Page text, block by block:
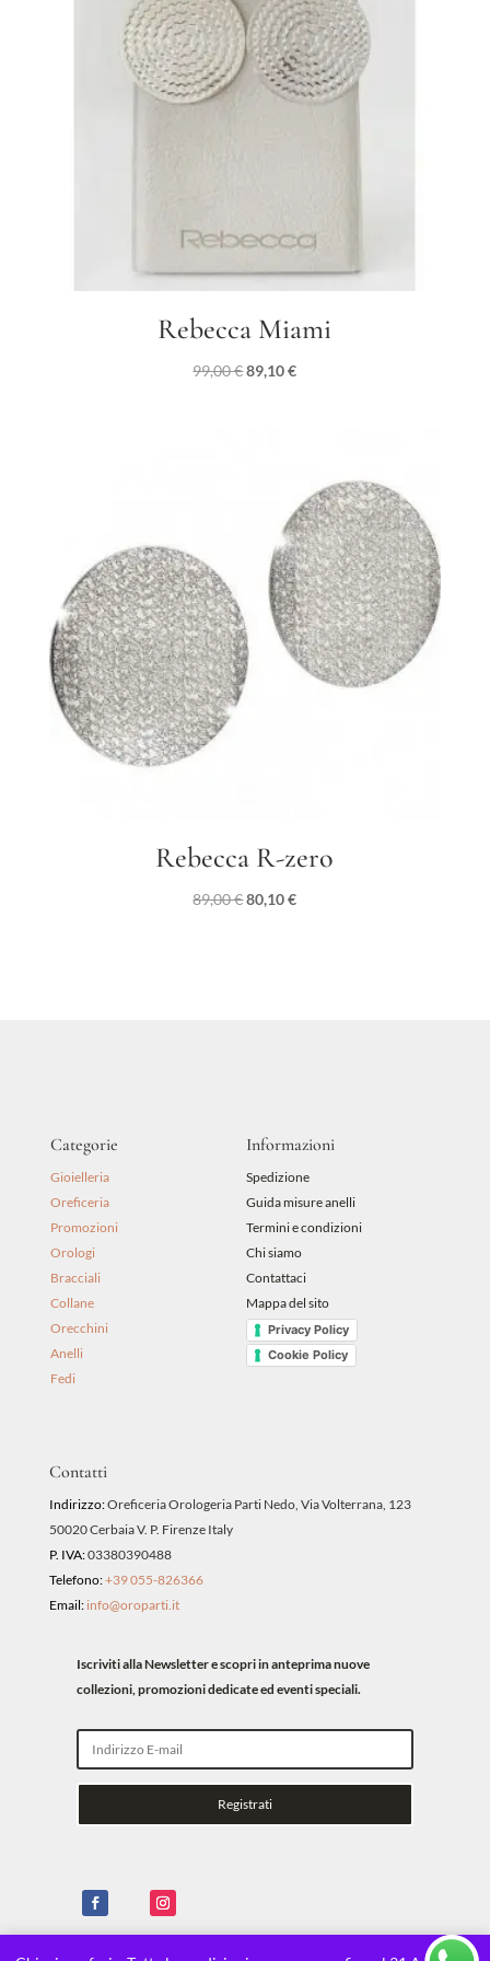
Rebecca Miami
99,00€Il
89,10€Il
Rebecca R-zero
89,00€Il
80,10€Il
Categorie
Gioielleria
Oreficeria
Promozioni
Orologi
Bracciali
Collane
Orecchini
Anelli
Fedi
Informazioni
Spedizione
Guida misure anelli
Termini e condizioni
Chi siamo
Contattaci
Mappa del sito
Privacy Policy
Cookie Policy
Contatti
Indirizzo:Oreficeria Orologeria Parti Nedo, Via Volterrana, 123
50020 Cerbaia V. P. Firenze Italy
P. IVA:03380390488
Telefono:+39 055-826366
Email: info@oroparti.it
Iscriviti alla Newsletter e scopri in anteprima nuove
collezioni, promozioni dedicate ed eventi speciali.
Registrati